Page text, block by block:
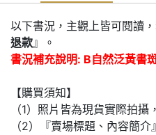
以下書況，主觀上皆可閱讀
退款』。
書況補充說明: B自然泛黃書
【購買須知】
（1）照片皆為現貨實際拍攝
（2）『賣場標題、內容簡